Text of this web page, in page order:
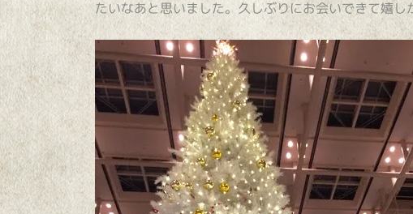
たいなあと思いました。久しぶりにお会いできて嬉し